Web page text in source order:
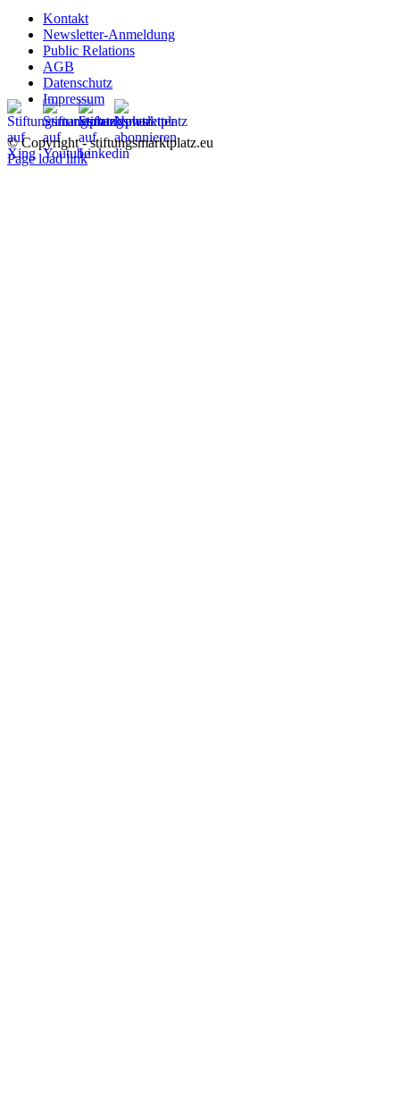
Kontakt
Newsletter-Anmeldung
Public Relations
AGB
Datenschutz
Impressum
© Copyright - stiftungsmarktplatz.eu
Page load link